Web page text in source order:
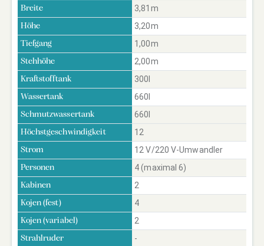
Breite 3,81m
Höhe 3,20m
Tiefgang 1,00m
Stehhöhe 2,00m
Kraftstofftank 300l
Wassertank 660l
Schmutzwassertank 660l
Höchstgeschwindigkeit 12
Strom 12 V/220 V-Umwandler
Personen 4 (maximal 6)
Kabinen 2
Kojen (fest) 4
Kojen (variabel) 2
Strahlruder -